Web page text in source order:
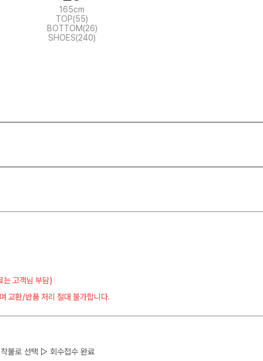
165cm
TOP(55)
BOTTOM(26)
SHOES(240)
고객님 부담)
교환/반품 처리 절대 불가합니다.
불로 선택 ▷ 회수접수 완료